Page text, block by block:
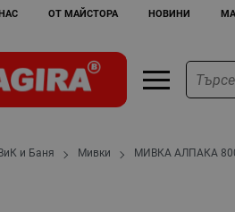
ОТ МАЙСТОРА НОВИНИ
ВиК и Баня Мивки МИВКА АЛПАКА